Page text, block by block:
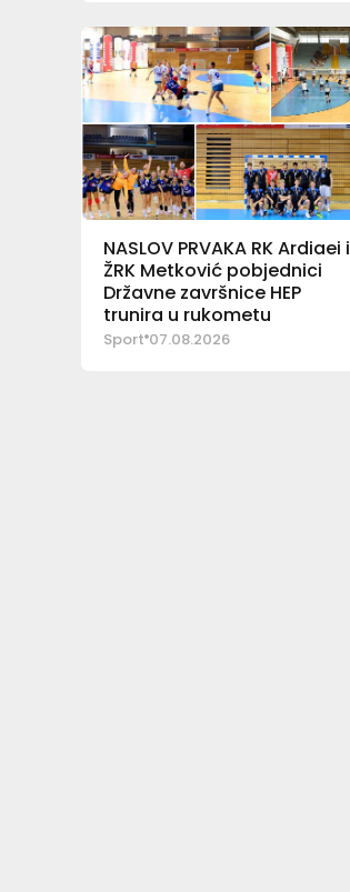
NASLOV PRVAKA RK Ardiaei i
ŽRK Metković pobjednici
Državne završnice HEP
trunira u rukometu
Sport 07.08.2026